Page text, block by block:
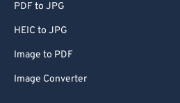
PDF to JPG
HEIC to JPG
Image to PDF
Image Converter